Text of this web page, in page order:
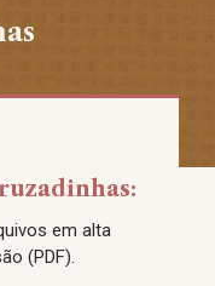
em alta
(PDF).